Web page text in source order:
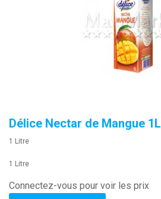
Délice Nectar de Mangue 1L
1 Litre
1 Litre
Connectez-vous pour voir les prix